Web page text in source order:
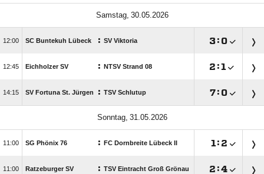
 
 SC Buntekuh Lübeck : SV Viktoria : 
 Eichholzer SV : NTSV Strand 08  :
 SV Fortuna St. Jürgen : TSV Schlutup : 
 
 SG Phönix 76 : FC Dornbreite Lübeck II  : 
 Ratzeburger SV : TSV Eintracht Groß Grönau  :